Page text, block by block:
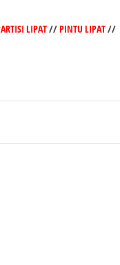
LIPAT//PINTU LIPAT//